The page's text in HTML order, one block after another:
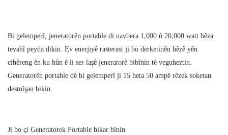
Bi gelemperî, jeneratorên portable di navbera 1,000 û 20,000 watt hêza
tevahî peyda dikin. Ev enerjiyê rasterast ji bo derketinên hêzê yên
cihêreng ên ku hûn ê li ser laşê jeneratorê bibînin tê veguheztin.
Generatorên portable dê bi gelemperî ji 15 heta 50 ampê rêzek soketan
destnîşan bikin.
Ji bo çi Generatorek Portable bikar bînin